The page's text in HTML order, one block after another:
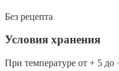
Без рецепта
Условия хранения
При температуре от + 5 до